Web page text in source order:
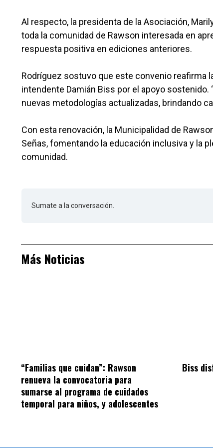
Al respecto, la presidenta de la Asociación,
toda la comunidad de Rawson interesada en
respuesta positiva en ediciones anteriores.
Rodríguez sostuvo que este convenio reafirma
intendente Damián Biss por el apoyo
nuevas metodologías actualizadas, brindando
Con esta renovación, la Municipalidad de
Señas, fomentando la educación inclusiva y la
comunidad.
Sumate a la conversación.
Más Noticias
“Familias que cuidan”: Rawson
renueva la convocatoria para
sumarse al programa de cuidados
temporal para niños, y adolescentes
Biss